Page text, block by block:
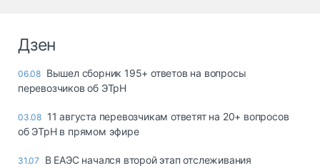
Дзен
06.08 Вышел сборник 195+ ответов на вопросы
перевозчиков об ЭТрН
03.08 11 августа перевозчикам ответят на 20+ вопросов
об ЭТрН в прямом эфире
31.07
В ЕАЭС начался второй этап отслеживания